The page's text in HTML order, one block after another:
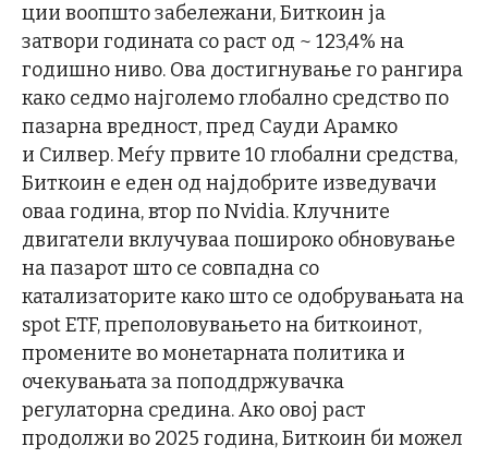
ции воопшто забележани, Биткоин ја
затвори годината со раст од ~ 123,4% на
годишно ниво. Ова достигнување го рангира
како седмо најголемо глобално средство по
пазарна вредност, пред Сауди Арамко
и Силвер. Меѓу првите 10 глобални средства,
Биткоин е еден од најдобрите изведувачи
оваа година, втор по Nvidia. Клучните
двигатели вклучуваа пошироко обновување
на пазарот што се совпадна со
катализаторите како што се одобрувањата на
spot ETF, преполовувањето на биткоинот,
промените во монетарната политика и
очекувањата за поподдржувачка
регулаторна средина. Ако овој раст
продолжи во 2025 година, Биткоин би можел